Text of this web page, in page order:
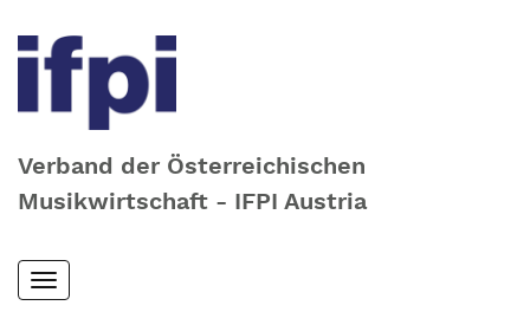
Verband der Österreichischen
Musikwirtschaft - IFPI Austria
Skip
to
Toggle
navigation